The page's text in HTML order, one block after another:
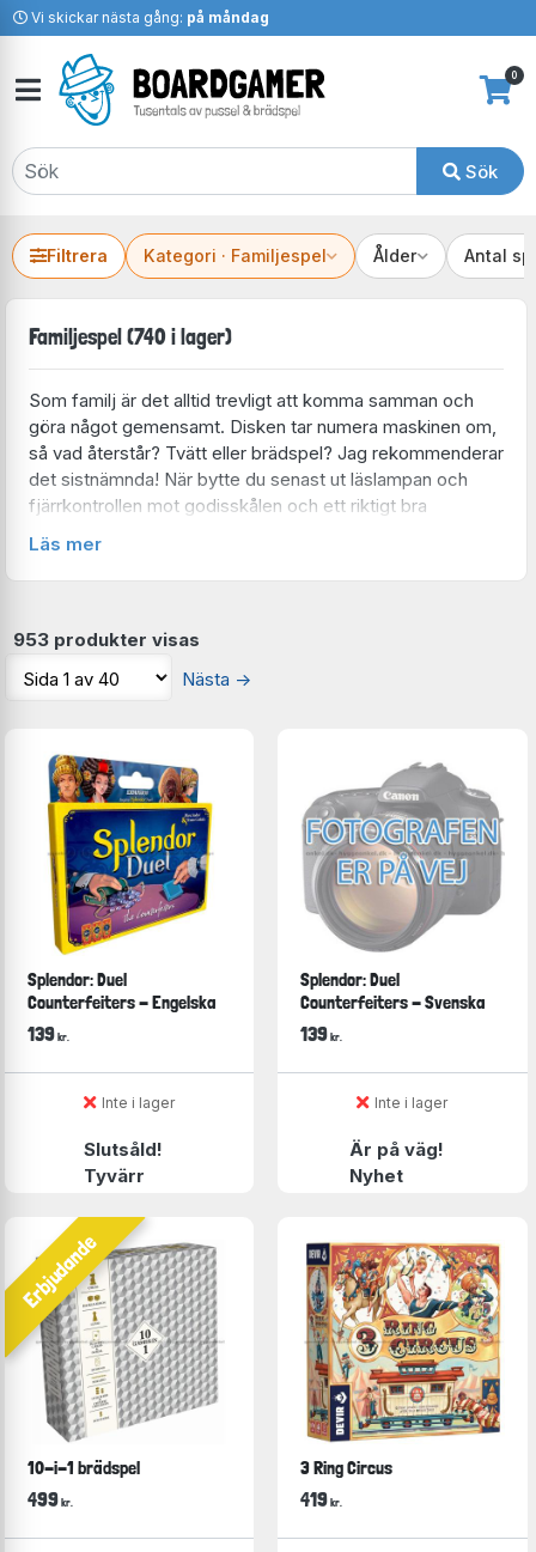
Vi skickar nästa gång: på måndag
Sök
0
Filtrera Kategori · Familjespel Ålder Antal
Familjespel (740 i lager)
Som familj är det alltid trevligt att komma samman och
göra något gemensamt. Disken tar numera maskinen om,
så vad återstår? Tvätt eller brädspel? Jag rekommenderar
det sistnämnda! När bytte du senast ut läslampan och
fjärrkontrollen mot godisskålen och ett riktigt bra
Här har jag samlat en rad roliga brädspel som jag anser
att kontrollera vilken minimiålder och vilket minsta antal
spelare jag rekommenderar. Familjer varierar ju både vad
gäller storleken och åldrarna. Längst upp till vänster kan
Läs mer
953 produkter visas
Nästa →
Splendor: Duel
Counterfeiters - Engelska
139 kr.
Inte i lager
Slutsåld!
Tyvärr
Splendor: Duel
Counterfeiters - Svenska
139kr.
Inte i lager
Är på väg!
Nyhet
Erbjudande
10-i-1 brädspel
499 kr.
3 Ring Circus
419kr.